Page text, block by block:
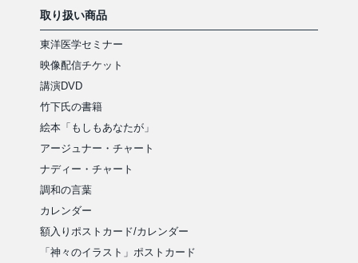
取り扱い商品
東洋医学セミナー
映像配信チケット
講演DVD
竹下氏の書籍
絵本「もしもあなたが」
アージュナー・チャート
ナディー・チャート
調和の言葉
カレンダー
額入りポストカード/カレンダー
「神々のイラスト」ポストカード